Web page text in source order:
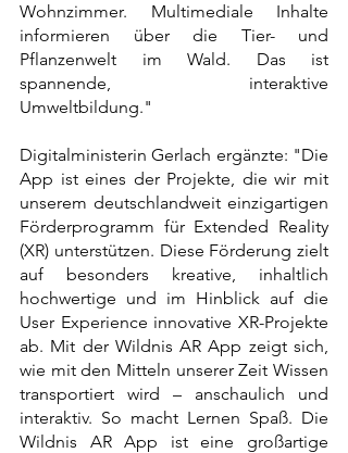
Wohnzimmer. Multimediale Inhalte
informieren über die Tier- und
Pflanzenwelt im Wald. Das ist
spannende, interaktive
Umweltbildung."
Digitalministerin Gerlach ergänzte: "Die
App ist eines der Projekte, die wir mit
unserem deutschlandweit einzigartigen
Förderprogramm für Extended Reality
(XR) unterstützen. Diese Förderung zielt
auf besonders kreative, inhaltlich
hochwertige und im Hinblick auf die
User Experience innovative XR-Projekte
ab. Mit der Wildnis AR App zeigt sich,
wie mit den Mitteln unserer Zeit Wissen
transportiert wird – anschaulich und
interaktiv. So macht Lernen Spaß. Die
Wildnis AR App ist eine großartige